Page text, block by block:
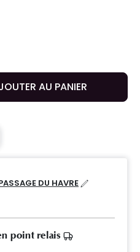
AU PANIER
DU HAVRE
point relais